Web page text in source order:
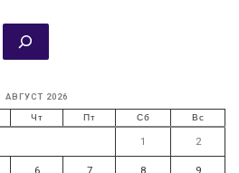
АВГУСТ 2026
Чт Пт Сб Вс
1 2
6 7 8 9